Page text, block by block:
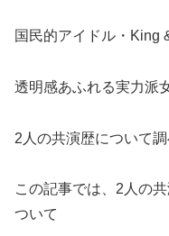
国民的アイドル・King
透明感あふれる実力派
2人の共演歴について調
この記事では、2人の
ついて